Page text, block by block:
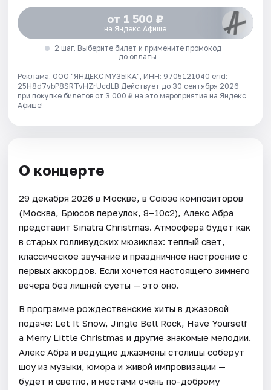
от 1 500 ₽
на Яндекс Афише
2 шаг. Выберите билет и примените промокод
до оплаты
Реклама. ООО "ЯНДЕКС МУЗЫКА", ИНН: 9705121040 erid:
25H8d7vbP8SRTvHZrUcdLB Действует до 30 сентября 2026
при покупке билетов от 3 000 ₽ на это мероприятие на Яндекс
Афише!
О концерте
29 декабря 2026 в Москве, в Союзе композиторов
(Москва, Брюсов переулок, 8–10с2), Алекс Абра
представит Sinatra Christmas. Атмосфера будет как
в старых голливудских мюзиклах: теплый свет,
классическое звучание и праздничное настроение с
первых аккордов. Если хочется настоящего зимнего
вечера без лишней суеты — это оно.
В программе рождественские хиты в джазовой
подаче: Let It Snow, Jingle Bell Rock, Have Yourself
a Merry Little Christmas и другие знакомые мелодии.
Алекс Абра и ведущие джазмены столицы соберут
шоу из музыки, юмора и живой импровизации —
будет и светло, и местами очень по-доброму